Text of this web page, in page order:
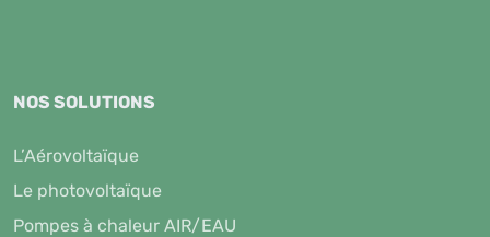
NOS SOLUTIONS
L’Aérovoltaïque
Le photovoltaïque
Pompes à chaleur AIR/EAU